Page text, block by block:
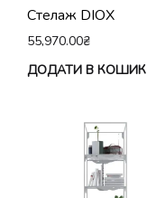
Стелаж DIOX
55,970.00₴
ДОДАТИ В КОШИК